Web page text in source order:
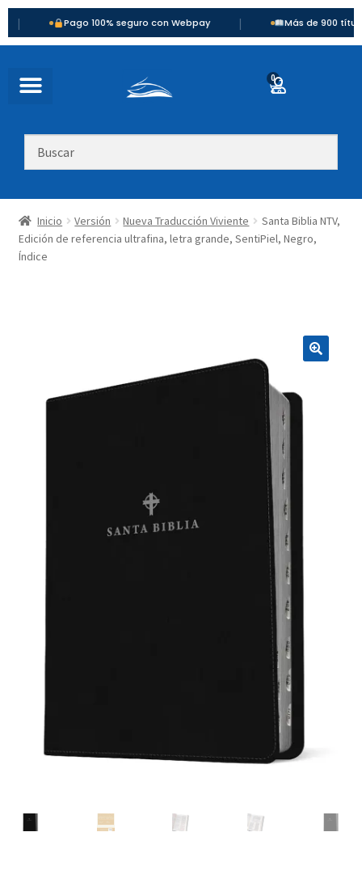
Pago 100% seguro con Webpay | Más de 900 títulos
0
Inicio Versión Nueva Traducción Viviente
Santa Biblia NTV,
Edición de referencia ultrafina, letra grande, SentiPiel, Negro,
Índice